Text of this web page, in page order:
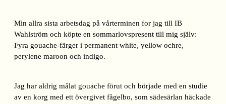
Min allra sista arbetsdag på vårterminen for jag till IB
Wahlström och köpte en sommarlovspresent till mig själv:
Fyra gouache-färger i permanent white, yellow ochre,
perylene maroon och indigo.
Jag har aldrig målat gouache förut och började med en studie
av en korg med ett övergivet fågelbo, som sädesärlan häckade